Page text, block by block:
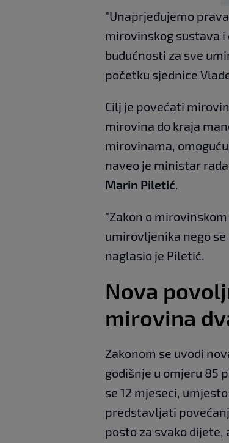
"Unaprjeđujemo
mirovinskog sustava
budućnosti za sve
početku sjednice
Cilj je povećati
mirovina do kraja
mirovinama,
naveo je ministar
Marin Piletić.
"Zakon o
umirovljenika nego se
naglasio je Piletić.
Nova
mirovina
Zakonom se uvodi
godišnje u omjeru 85
se 12 mjeseci,
predstavljati
posto za svako